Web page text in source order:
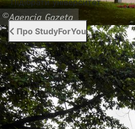
Підібрати університет
Про StudyForYou
Про StudyForYou
Наші проекти
Фото/Відео
Сертифікати